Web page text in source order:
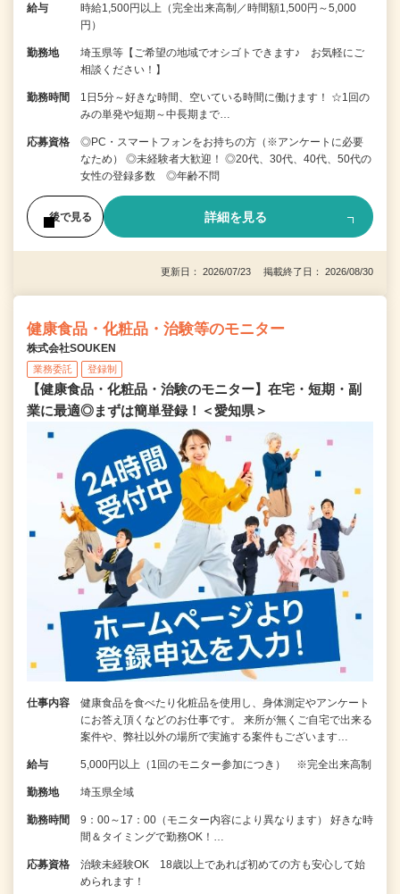
給与
時給1,500円以上（完全出来高制／時間額1,500円～5,000
円）
勤務地
埼玉県等【ご希望の地域でオシゴトできます♪ お気軽にご
相談ください！】
勤務時間
1日5分～好きな時間、空いている時間に働けます！ ☆1回の
みの単発や短期～中長期まで…
応募資格
◎PC・スマートフォンをお持ちの方（※アンケートに必要
なため） ◎未経験者大歓迎！ ◎20代、30代、40代、50代の
女性の登録多数 ◎年齢不問
後で見る 詳細を見る
更新日： 2026/07/23 掲載終了日： 2026/08/30
健康食品・化粧品・治験等のモニター
株式会社SOUKEN
業務委託 登録制
【健康食品・化粧品・治験のモニター】在宅・短期・副
業に最適◎まずは簡単登録！＜愛知県＞
仕事内容
健康食品を食べたり化粧品を使用し、身体測定やアンケート
にお答え頂くなどのお仕事です。 来所が無くご自宅で出来る
案件や、弊社以外の場所で実施する案件もございます…
給与 5,000円以上（1回のモニター参加につき） ※完全出来高制
勤務地 埼玉県全域
勤務時間
9：00～17：00（モニター内容により異なります） 好きな時
間＆タイミングで勤務OK！…
応募資格
治験未経験OK 18歳以上であれば初めての方も安心して始
められます！